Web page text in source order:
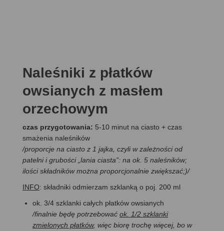
Naleśniki z płatków
owsianych z masłem
orzechowym
czas przygotowania: 5-10 minut na ciasto + czas
smażenia naleśników
/proporcje na ciasto z 1 jajka, czyli w zależności od
patelni i grubości „lania ciasta”: na ok. 5 naleśników;
ilości składników można proporcjonalnie zwiększać;)/
INFO: składniki odmierzam szklanką o poj. 200 ml
ok. 3/4 szklanki całych płatków owsianych
/finalnie będę potrzebować ok. 1/2 szklanki
zmielonych płatków, więc biorę trochę więcej, bo w